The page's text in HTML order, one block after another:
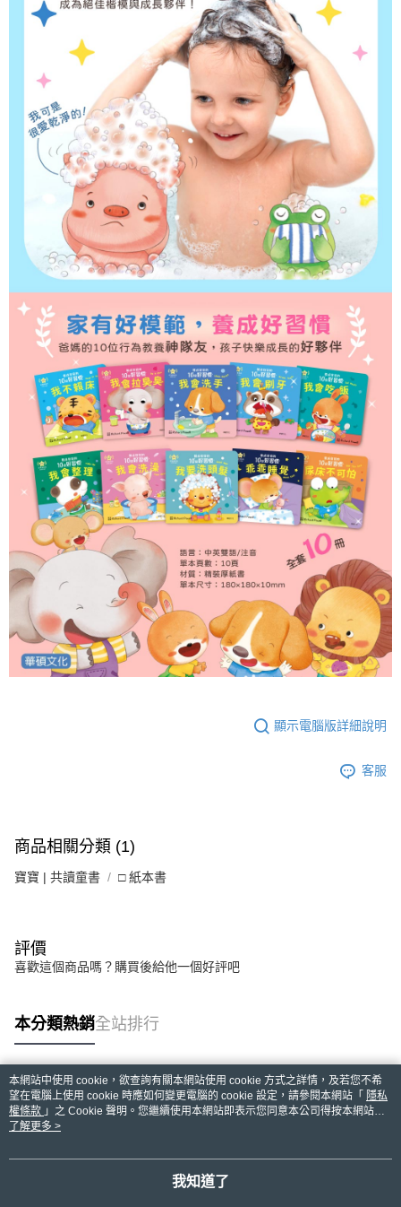
顯示電腦版詳細說明
客服
商品相關分類 (1)
寶寶 | 共讀童書 □ 紙本書
評價
喜歡這個商品嗎？購買後給他一個好評吧
本分類熱銷全站排行
熱門標籤
本網站中使用 cookie，欲查詢有關本網站使用 cookie 方式之詳情，及若您不希
望在電腦上使用 cookie 時應如何變更電腦的 cookie 設定，請參閱本網站「 隱私
權條款 」之 Cookie 聲明。您繼續使用本網站即表示您同意本公司得按本網站使
用條款之 Cookie 聲明使用 cookie。
了解更多 >
我知道了